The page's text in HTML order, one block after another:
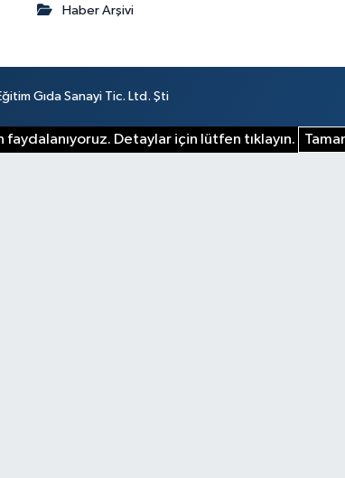
Haber Arşivi
Gıda Sanayi Tic. Ltd. Şti
Detaylar için lütfen tıklayın.